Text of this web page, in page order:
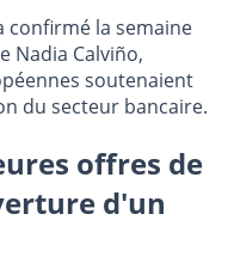
confirmé la semaine
Nadia Calviño,
soutenaient
du secteur bancaire.
offres de
d'un